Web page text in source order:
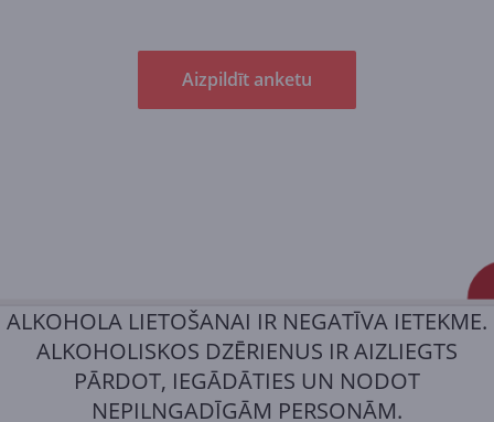
Aizpildīt anketu
ALKOHOLA LIETOŠANAI IR NEGATĪVA IETEKME.
ALKOHOLISKOS DZĒRIENUS IR AIZLIEGTS
PĀRDOT, IEGĀDĀTIES UN NODOT
NEPILNGADĪGĀM PERSONĀM.